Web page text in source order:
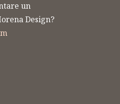
ARTICOLI
un
Design?